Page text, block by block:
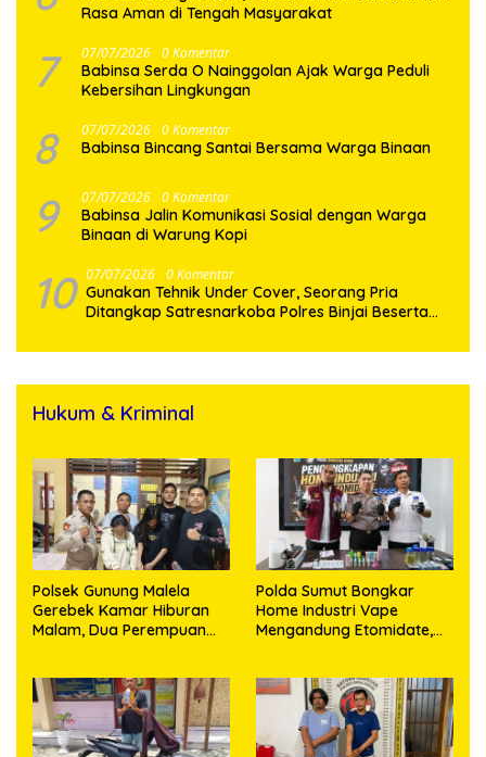
Rasa Aman di Tengah Masyarakat
7 07/07/2026 0 Komentar
Babinsa Serda O Nainggolan Ajak Warga Peduli
Kebersihan Lingkungan
8 07/07/2026 0 Komentar
Babinsa Bincang Santai Bersama Warga Binaan
9 07/07/2026 0 Komentar
Babinsa Jalin Komunikasi Sosial dengan Warga
Binaan di Warung Kopi
10 07/07/2026 0 Komentar
Gunakan Tehnik Under Cover, Seorang Pria
Ditangkap Satresnarkoba Polres Binjai Beserta
Hukum & Kriminal
Polsek Gunung Malela
Gerebek Kamar Hiburan
Malam, Dua Perempuan
Polda Sumut Bongkar
Home Industri Vape
Mengandung Etomidate,